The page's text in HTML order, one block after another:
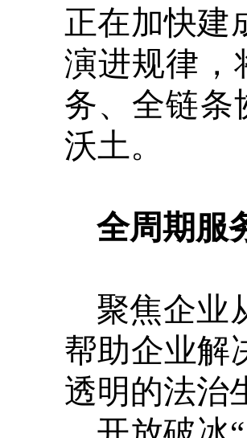
正在加快建
演进规律，
务、全链条
沃土。
全周期服
聚焦企业
帮助企业解
透明的法治